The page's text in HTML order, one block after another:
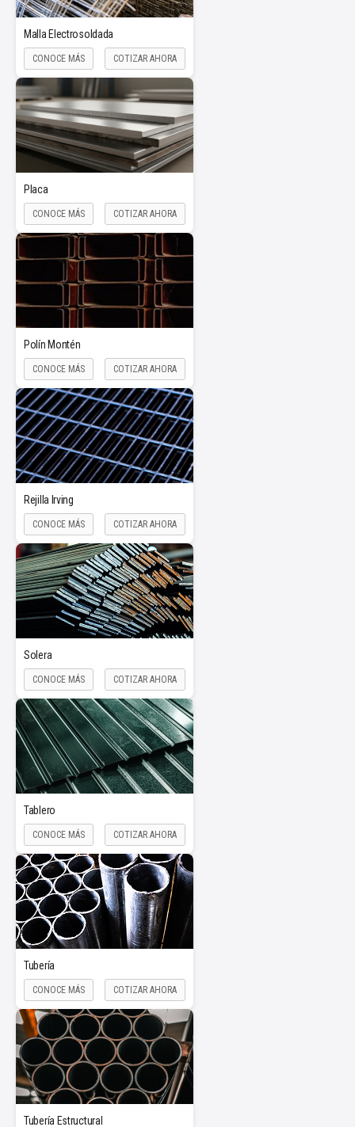
Malla Electrosoldada
CONOCE MÁS COTIZAR AHORA
Placa
CONOCE MÁS COTIZAR AHORA
Polín Montén
CONOCE MÁS COTIZAR AHORA
Rejilla Irving
CONOCE MÁS COTIZAR AHORA
Solera
CONOCE MÁS COTIZAR AHORA
Tablero
CONOCE MÁS COTIZAR AHORA
Tubería
CONOCE MÁS COTIZAR AHORA
Tubería Estructural